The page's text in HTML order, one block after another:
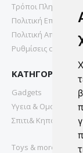
Τρόποι Πληρωμής
Πολιτική
Πολιτική
Ρυθμίσεις cookies
ΚΑΤΗΓΟΡΙΕΣ
Gadgets
Υγεια & Ομορφια
Σπιτι& Κηπος
Toys & more